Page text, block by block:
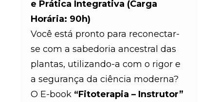
e Prática Integrativa (Carga
Horária: 90h)
Você está pronto para reconectar-
se com a sabedoria ancestral das
plantas, utilizando-a com o rigor e
a segurança da ciência moderna?
O E-book “Fitoterapia – Instrutor”